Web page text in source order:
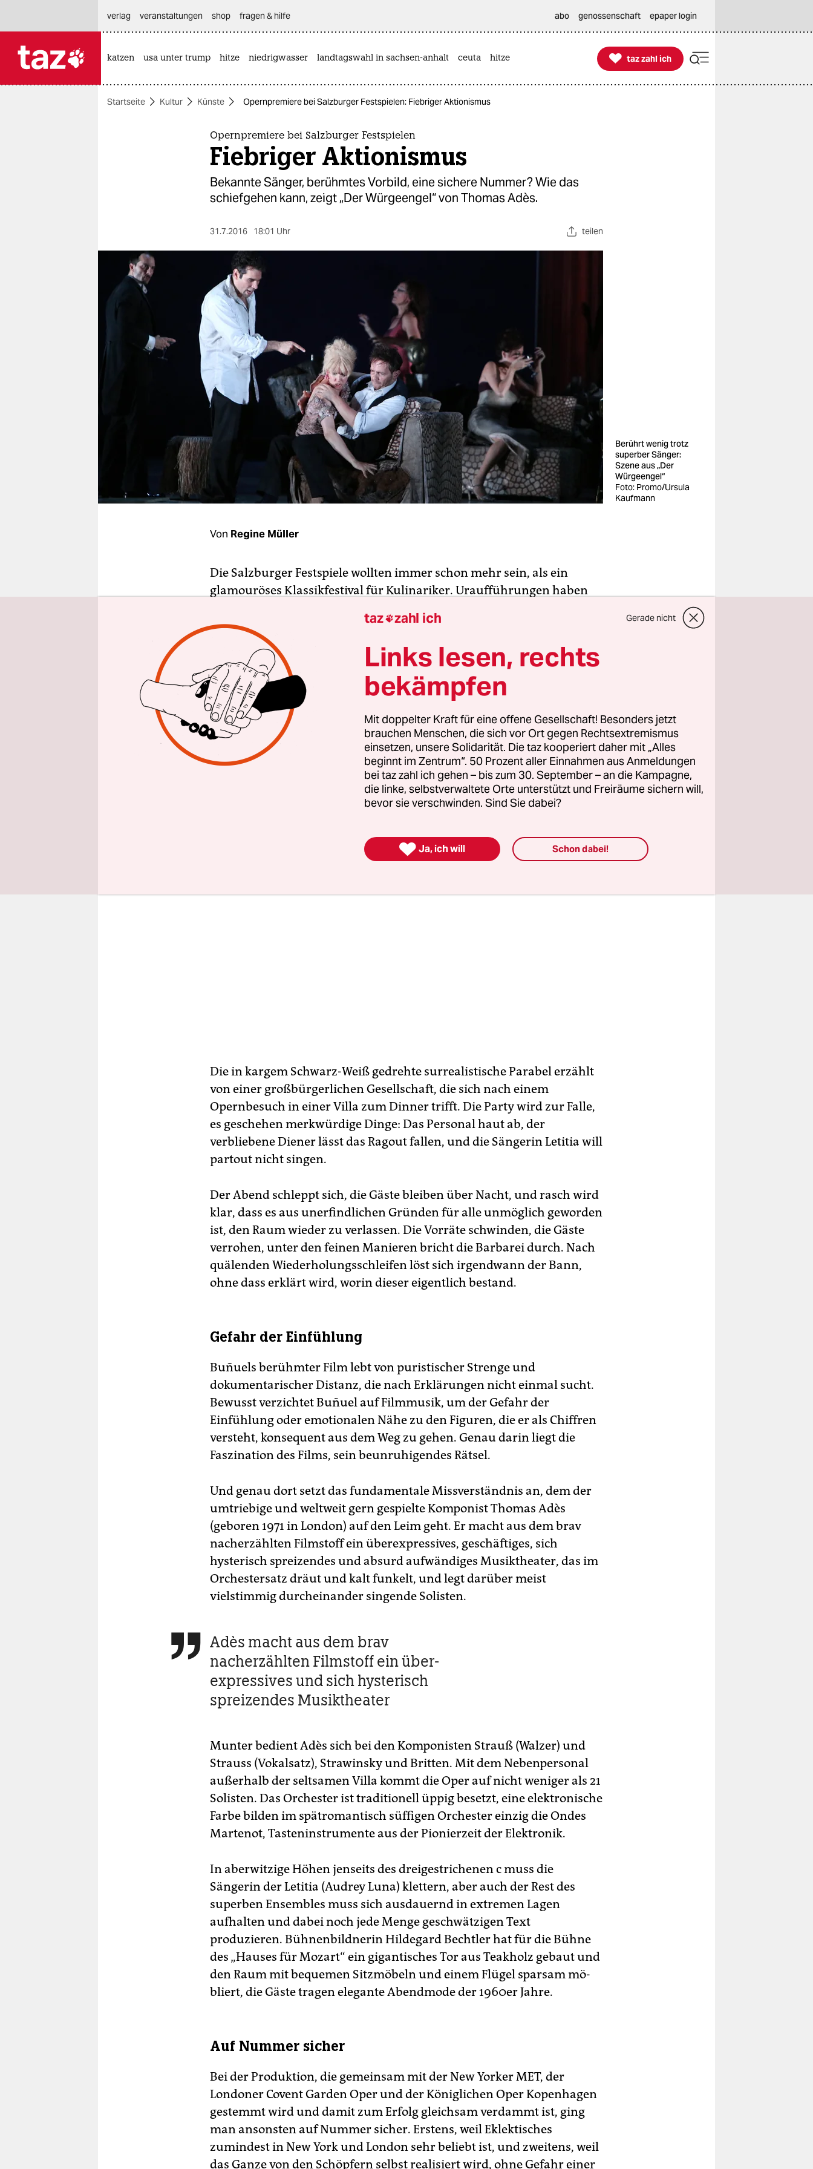
themen
berlin
nord
unterstützen
abo
verlag
veranstaltungen shop fragen & hilfe abo genossenschaft epaper login
katzen usa unter trump hitze niedrigwasser landtagswahl in sachsen-anhalt ceuta hitze 
taz zahl ich
taz zahl ich
Startseite Kultur Künste Opernpremiere bei Salzburger Festspielen: Fiebriger Aktionismus
Opernpremiere bei Salzburger Festspielen
Fiebriger Aktionismus
Bekannte Sänger, berühmtes Vorbild, eine sichere Nummer? Wie das
schiefgehen kann, zeigt „Der Würgeengel“ von Thomas Adès.
31.7.2016 18:01 Uhr teilen
Berührt wenig trotz
superber Sänger:
Szene aus „Der
Würgeengel“
Foto: Promo/Ursula
Kaufmann
Von Regine Müller
Die Salzburger Festspiele wollten immer schon mehr sein, als ein
glamouröses Klassikfestival für Kulinariker. Uraufführungen haben
zum Eklektischen allerdings unübersehbar.
Alexander Pereira, der vorzeitig nach Mailand abgerauschte Intendant
der Festspiele, der die Leitung an Schauspielchef Sven-Eric Bechtolf und
Präsidentin Helga Rabl-Stadler weiterreichte, hatte drei
Uraufführungen in Auftrag gegeben. „Charlotte Salomon“ von Marc-
André Dalbavie ging vor zwei Jahren über die Bühne – ein
verträgliches, zitatseliges Werk über die bekannte Malerin. „Endspiel“
nach Samuel Beckett von György Kurtag wurde bis heute nicht fertig.
Nun aber „The Exterminating Angel“ von Thomas Adès – das Libretto
von Tom Cairns bezieht sich auf das Drehbuch „El ángel
Die in kargem Schwarz-Weiß gedrehte surrealistische Parabel erzählt
von einer großbürgerlichen Gesellschaft, die sich nach einem
Opernbesuch in einer Villa zum Dinner trifft. Die Party wird zur Falle,
es geschehen merkwürdige Dinge: Das Personal haut ab, der
verbliebene Diener lässt das Ragout fallen, und die Sängerin Letitia will
partout nicht singen.
Der Abend schleppt sich, die Gäste bleiben über Nacht, und rasch wird
klar, dass es aus unerfindlichen Gründen für alle unmöglich geworden
ist, den Raum wieder zu verlassen. Die Vorräte schwinden, die Gäste
verrohen, unter den feinen Manieren bricht die Barbarei durch. Nach
quälenden Wiederholungsschleifen löst sich irgendwann der Bann,
ohne dass erklärt wird, worin dieser eigentlich bestand.
Gefahr der Einfühlung
Buñuels berühmter Film lebt von puristischer Strenge und
dokumentarischer Distanz, die nach Erklärungen nicht einmal sucht.
Bewusst verzichtet Buñuel auf Filmmusik, um der Gefahr der
Einfühlung oder emotionalen Nähe zu den Figuren, die er als Chiffren
versteht, konsequent aus dem Weg zu gehen. Genau darin liegt die
Faszination des Films, sein beunruhigendes Rätsel.
Und genau dort setzt das fundamentale Missverständnis an, dem der
umtriebige und weltweit gern gespielte Komponist Thomas Adès
(geboren 1971 in London) auf den Leim geht. Er macht aus dem brav
nacherzählten Filmstoff ein überexpressives, geschäftiges, sich
hysterisch spreizendes und absurd aufwändiges Musiktheater, das im
Orchestersatz dräut und kalt funkelt, und legt darüber meist
vielstimmig durcheinander singende Solisten.
 Adès macht aus dem brav
nacherzählten Filmstoff ein über­
expressives und sich hysterisch
spreizendes Musiktheater
Munter bedient Adès sich bei den Komponisten Strauß (Walzer) und
Strauss (Vokalsatz), Strawinsky und Britten. Mit dem Nebenpersonal
außerhalb der seltsamen Villa kommt die Oper auf nicht weniger als 21
Solisten. Das Orchester ist traditionell üppig besetzt, eine elektronische
Farbe bilden im spätromantisch süffigen Orchester einzig die Ondes
Marte­not, Tasteninstrumente aus der Pionierzeit der Elektronik.
In aberwitzige Höhen jenseits des dreigestrichenen c muss die
Sängerin der Letitia (Audrey Luna) klettern, aber auch der Rest des
superben Ensembles muss sich ausdauernd in extremen Lagen
aufhalten und dabei noch jede Menge geschwätzigen Text
produzieren. Bühnenbildnerin Hildegard Bechtler hat für die Bühne
des „Hauses für Mozart“ ein gigantisches Tor aus Teakholz gebaut und
den Raum mit bequemen Sitzmöbeln und einem Flügel sparsam mö­
bliert, die Gäste tragen elegante Abendmode der 1960er Jahre.
Auf Nummer sicher
Bei der Produktion, die gemeinsam mit der New Yorker MET, der
Londoner Covent Garden Oper und der Königlichen Oper Kopenhagen
gestemmt wird und damit zum Erfolg gleichsam verdammt ist, ging
man ansonsten auf Nummer sicher. Erstens, weil Eklektisches
zumindest in New York und London sehr beliebt ist, und zweitens, weil
das Ganze von den Schöpfern selbst realisiert wird, ohne Gefahr einer
taz zahl ich Gerade nicht
Links lesen, rechts
bekämpfen
Mit doppelter Kraft für eine offene Gesellschaft! Besonders jetzt
brauchen Menschen, die sich vor Ort gegen Rechtsextremismus
einsetzen, unsere Solidarität. Die taz kooperiert daher mit „Alles
beginnt im Zentrum“. 50 Prozent aller Einnahmen aus Anmeldungen
bei taz zahl ich gehen – bis zum 30. September – an die Kampagne,
die linke, selbstverwaltete Orte unterstützt und Freiräume sichern will,
bevor sie verschwinden. Sind Sie dabei?
 Ja, ich will Schon dabei!